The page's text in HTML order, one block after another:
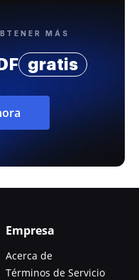
MÁS
gratis
Empresa
Acerca de
Términos de Servicio